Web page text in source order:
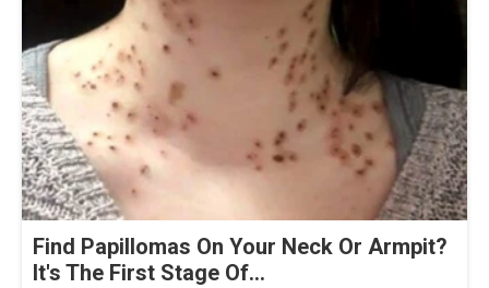
Find Papillomas On Your Neck Or Armpit?
It's The First Stage Of...